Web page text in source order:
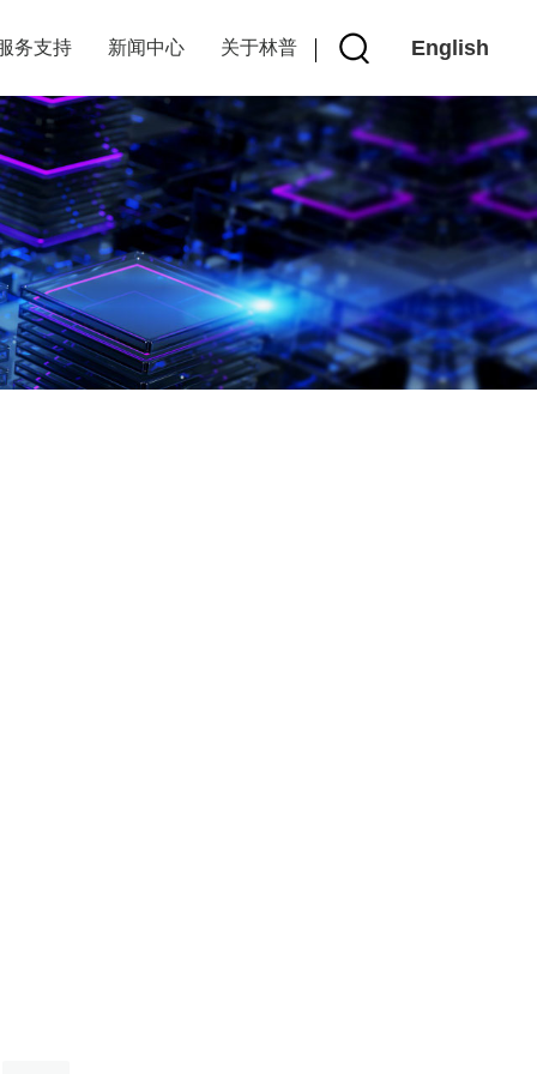
English
务支持 新闻中心 关于林普